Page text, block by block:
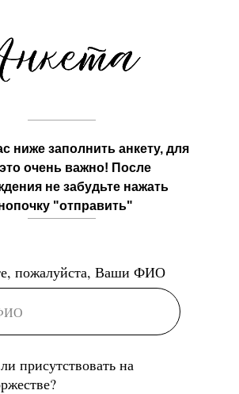
ниже заполнить анкету, для
очень важно! После
не забудьте нажать
"отправить"
пожалуйста, Ваши ФИО
присутствовать на